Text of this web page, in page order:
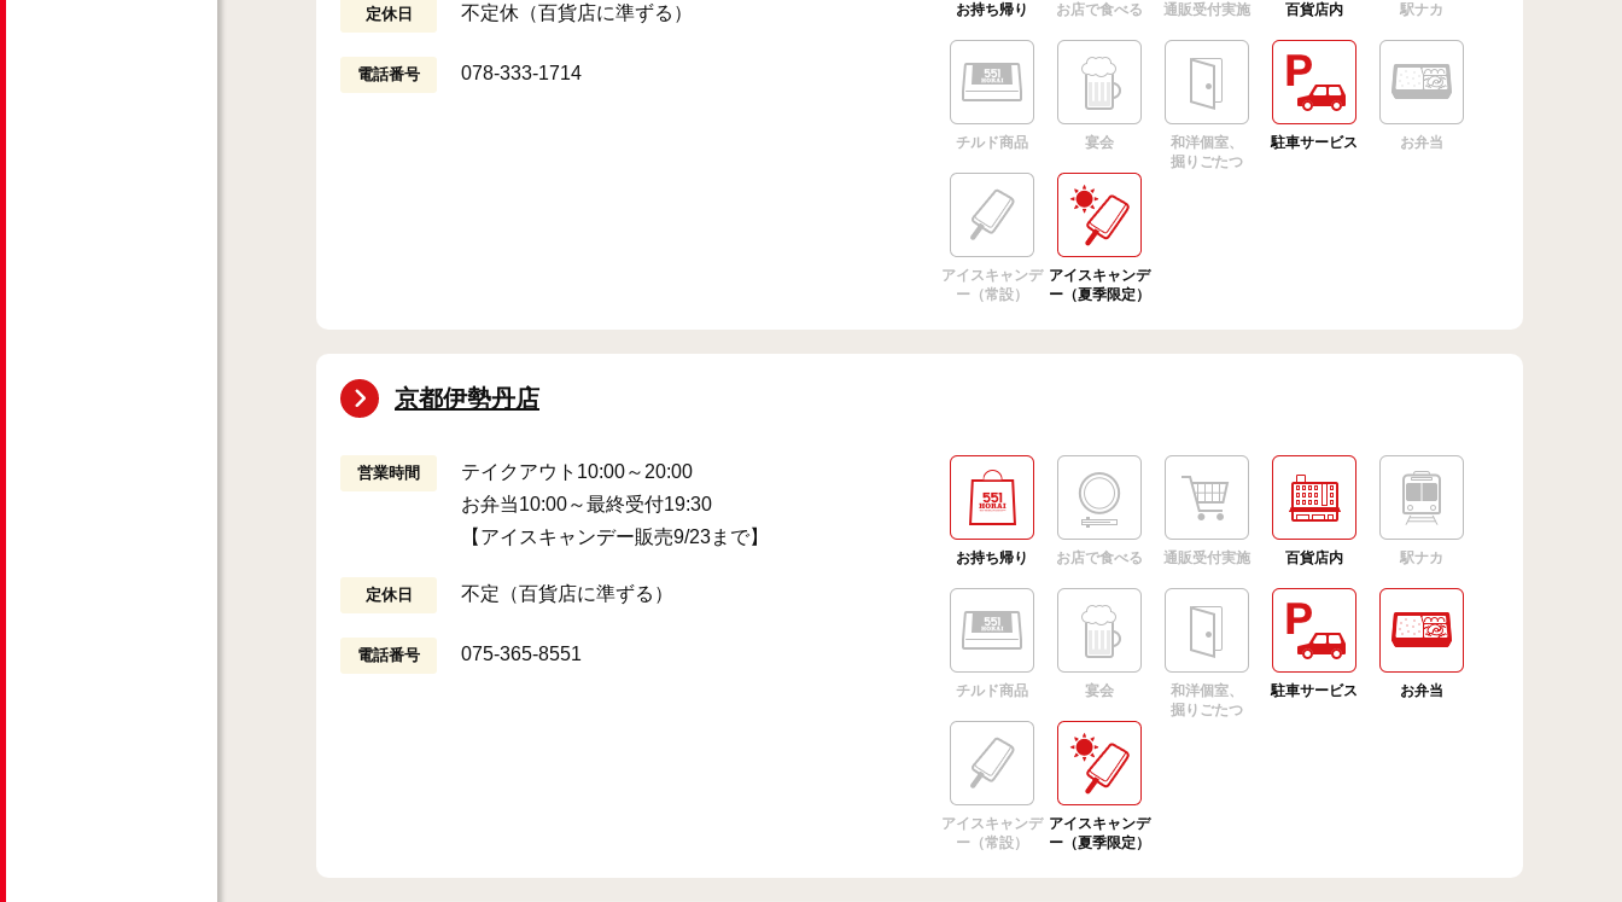
定休日 不定休（百貨店に準ずる）
電話番号 078-333-1714
お持ち帰り お店で食べる 通販受付実施 百貨店内 駅ナカ
チルド商品 宴会
和洋個室、
掘りごたつ
駐車サービス お弁当
アイスキャンデ
ー（常設）
アイスキャンデ
ー（夏季限定）
京都伊勢丹店
営業時間
テイクアウト10:00～20:00
お弁当10:00～最終受付19:30
【アイスキャンデー販売9/23まで】
定休日 不定（百貨店に準ずる）
電話番号 075-365-8551
お持ち帰り お店で食べる 通販受付実施 百貨店内 駅ナカ
チルド商品 宴会
和洋個室、
掘りごたつ
駐車サービス お弁当
アイスキャンデ
ー（常設）
アイスキャンデ
ー（夏季限定）